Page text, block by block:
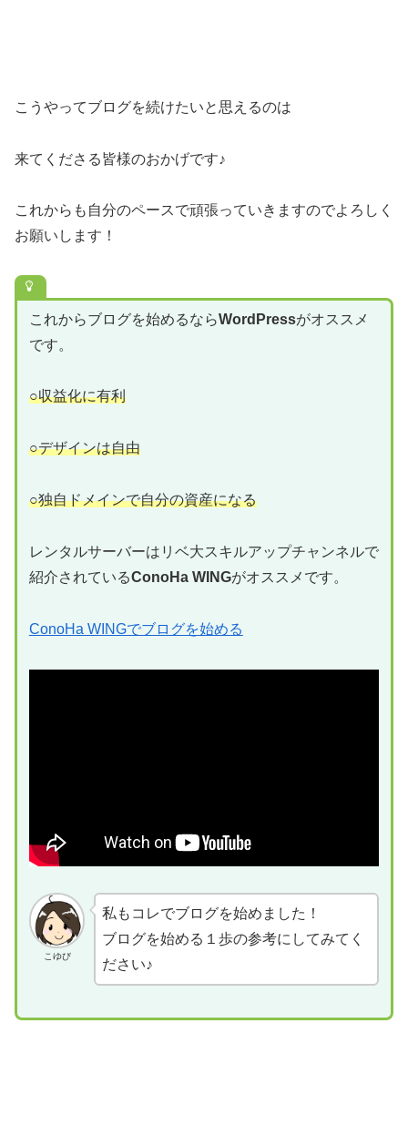
こうやってブログを続けたいと思えるのは
来てくださる皆様のおかげです♪
これからも自分のペースで頑張っていきますのでよろしく
お願いします！
これからブログを始めるならWordPressがオススメ
です。
○収益化に有利
○デザインは自由
○独自ドメインで自分の資産になる
レンタルサーバーはリベ大スキルアップチャンネルで
紹介されているConoHa WINGがオススメです。
ConoHa WINGでブログを始める
こゆび
私もコレでブログを始めました！
ブログを始める１歩の参考にしてみてく
ださい♪